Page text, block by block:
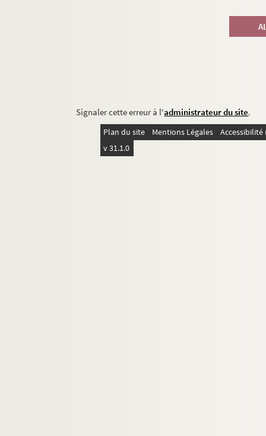
Signaler cette erreur à l'administrateur du site.
Plan du site Mentions Légales
v 31.1.0